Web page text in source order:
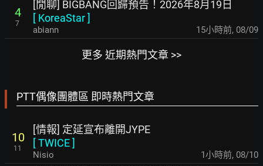
4
7
[閒聊] BIGBANG回歸預告！2026年8月19日
[ KoreaStar]
abiann 15小時前, 08/09
更多 近期熱門文章 >>
PTT偶像團體區 即時熱門文章
10
11
[情報] 定延宣布離開JYPE
[TWICE]
Nisio 1小時前, 08/10